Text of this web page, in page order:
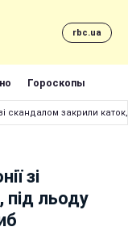
rbc.ua
Гороскопы
скандалом закрили
зі
під льоду